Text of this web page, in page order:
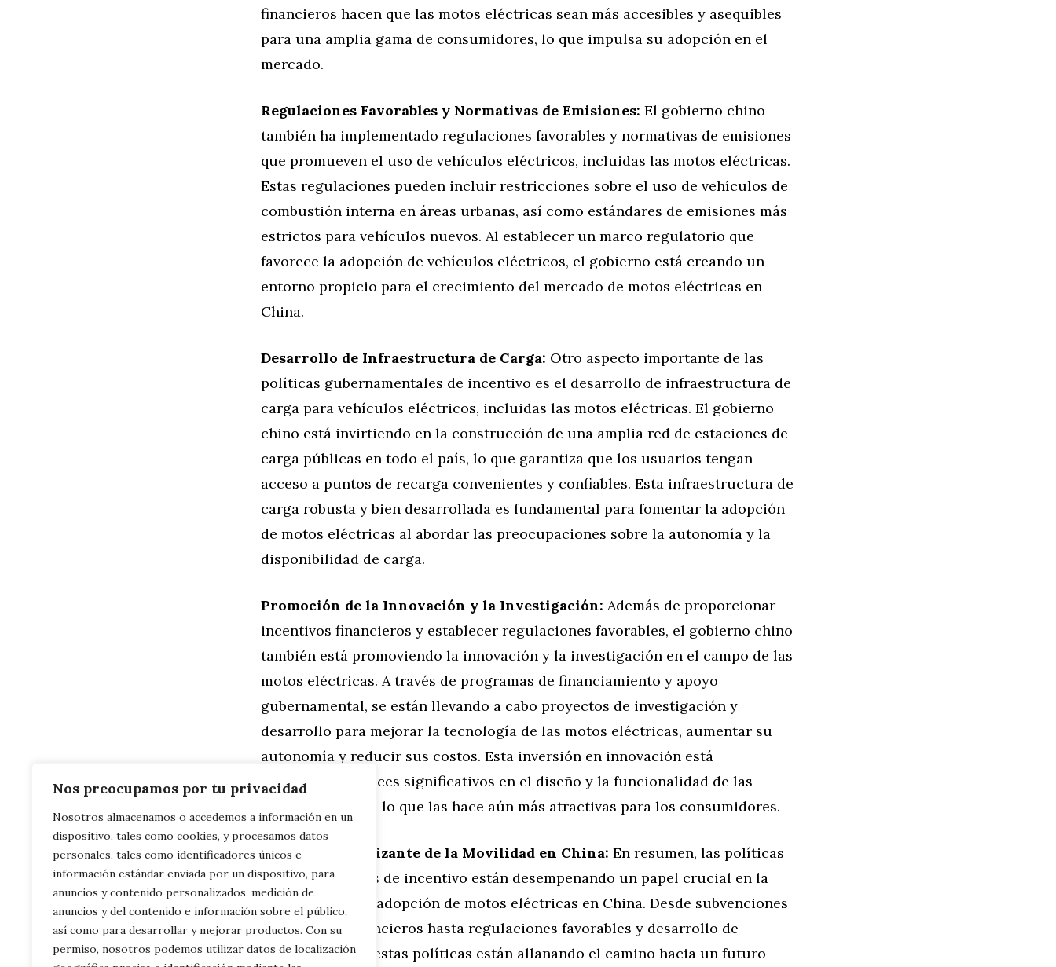
Nos preocupamos por tu privacidad
Nosotros almacenamos o accedemos a información en un
dispositivo, tales como cookies, y procesamos datos
personales, tales como identificadores únicos e
información estándar enviada por un dispositivo, para
anuncios y contenido personalizados, medición de
anuncios y del contenido e información sobre el público,
así como para desarrollar y mejorar productos. Con su
permiso, nosotros podemos utilizar datos de localización
financieros hacen que las motos eléctricas sean más accesibles y asequibles
para una amplia gama de consumidores, lo que impulsa su adopción en el
mercado.
Regulaciones Favorables y Normativas de Emisiones: El gobierno chino
también ha implementado regulaciones favorables y normativas de emisiones
que promueven el uso de vehículos eléctricos, incluidas las motos eléctricas.
Estas regulaciones pueden incluir restricciones sobre el uso de vehículos de
combustión interna en áreas urbanas, así como estándares de emisiones más
estrictos para vehículos nuevos. Al establecer un marco regulatorio que
favorece la adopción de vehículos eléctricos, el gobierno está creando un
entorno propicio para el crecimiento del mercado de motos eléctricas en
China.
Desarrollo de Infraestructura de Carga: Otro aspecto importante de las
políticas gubernamentales de incentivo es el desarrollo de infraestructura de
carga para vehículos eléctricos, incluidas las motos eléctricas. El gobierno
chino está invirtiendo en la construcción de una amplia red de estaciones de
carga públicas en todo el país, lo que garantiza que los usuarios tengan
acceso a puntos de recarga convenientes y confiables. Esta infraestructura de
carga robusta y bien desarrollada es fundamental para fomentar la adopción
de motos eléctricas al abordar las preocupaciones sobre la autonomía y la
disponibilidad de carga.
Promoción de la Innovación y la Investigación: Además de proporcionar
incentivos financieros y establecer regulaciones favorables, el gobierno chino
también está promoviendo la innovación y la investigación en el campo de las
motos eléctricas. A través de programas de financiamiento y apoyo
gubernamental, se están llevando a cabo proyectos de investigación y
desarrollo para mejorar la tecnología de las motos eléctricas, aumentar su
autonomía y reducir sus costos. Esta inversión en innovación está
impulsando avances significativos en el diseño y la funcionalidad de las
motos eléctricas, lo que las hace aún más atractivas para los consumidores.
El Futuro Electrizante de la Movilidad en China: En resumen, las políticas
gubernamentales de incentivo están desempeñando un papel crucial en la
promoción de la adopción de motos eléctricas en China. Desde subvenciones
y incentivos financieros hasta regulaciones favorables y desarrollo de
infraestructura, estas políticas están allanando el camino hacia un futuro